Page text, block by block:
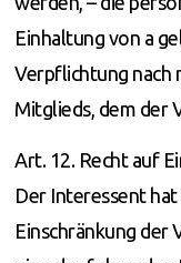
Einhaltung von a
Verpflichtung nach
Mitglieds, dem der
Art. 12. Recht auf
Der Interessent
Einschränkung der